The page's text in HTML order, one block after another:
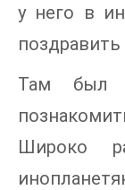
у него в
поздравить
Там был
Широко